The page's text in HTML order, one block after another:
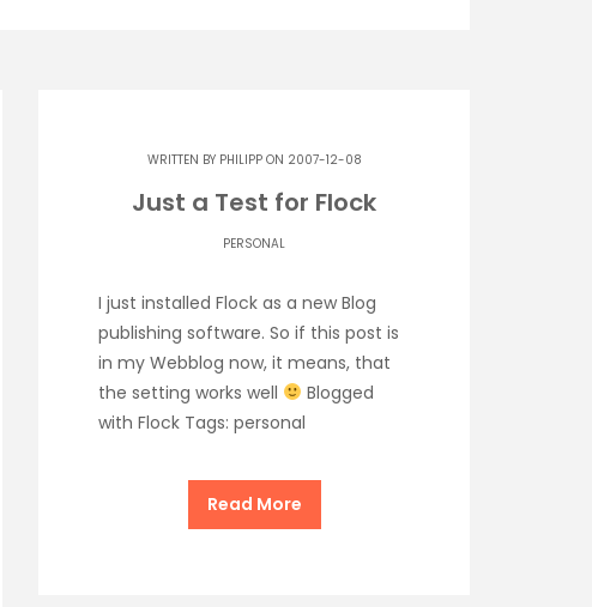
WRITTEN BY PHILIPPON 2007-12-08
Just a Test for Flock
PERSONAL
I just installed Flock as a new Blog
publishing software. So if this post is
in my Webblog now, it means, that
the setting works well
Blogged
with Flock Tags: personal
Read More